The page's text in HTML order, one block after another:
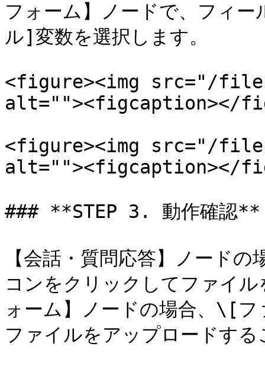
フォーム】ノードで、フィ
ル]変数を選択します。
<figure><img src="/files/
alt=""><figcaption></
<figure><img src="/files/
alt=""><figcaption></
### **STEP 3. 動作確認**
【会話・質問応答】ノード
コンをクリックしてファイ
ォーム】ノードの場合、\[
ファイルをアップロードす